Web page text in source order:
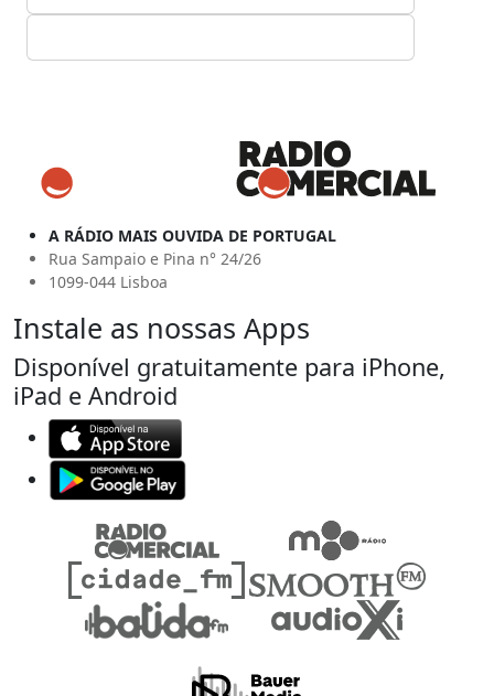
A RÁDIO MAIS OUVIDA DE PORTUGAL
Rua Sampaio e Pina n° 24/26
1099-044 Lisboa
Instale as nossas Apps
Disponível gratuitamente para iPhone,
iPad e Android